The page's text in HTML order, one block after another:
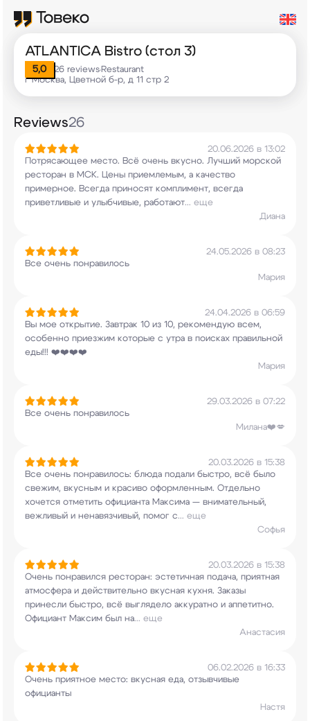
ATLANTICA Bistro (стол 3)
5,0 26 reviews•Restaurant
г Москва, Цветной б-р, д 11 стр 2
Reviews26
20.06.2026 в 13:02
Потрясающее место. Всё очень вкусно. Лучший морской
ресторан в МСК. Цены приемлемым, а качество
примерное. Всегда приносят комплимент, всегда
приветливые и улыбчивые, работают... еще
Диана
24.05.2026 в 08:23
Все очень понравилось
Мария
24.04.2026 в 06:59
Вы мое открытие. Завтрак 10 из 10, рекомендую всем,
особенно приезжим которые с утра в поисках правильной
еды!!! ❤️❤️❤️❤️
Мария
29.03.2026 в 07:22
Все очень понравилось
Милана❤️💋
20.03.2026 в 15:38
Все очень понравилось: блюда подали быстро, всё было
свежим, вкусным и красиво оформленным. Отдельно
хочется отметить официанта Максима — внимательный,
вежливый и ненавязчивый, помог с... еще
Софья
20.03.2026 в 15:38
Очень понравился ресторан: эстетичная подача, приятная
атмосфера и действительно вкусная кухня. Заказы
принесли быстро, всё выглядело аккуратно и аппетитно.
Официант Максим был на... еще
Анастасия
06.02.2026 в 16:33
Очень приятное место: вкусная еда, отзывчивые
официанты
Настя